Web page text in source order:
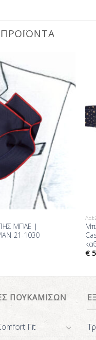
ΠΡΟΪΌΝΤΑ
Προσθήκη
στη Λίστα
Επιθυμίας
ΜΠΛΕ |
21-1030
€
ΠΟΥΚΑΜΙΣΩΝ
Fit